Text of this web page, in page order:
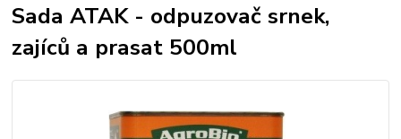
Sada ATAK - odpuzovač srnek,
zajíců a prasat 500ml